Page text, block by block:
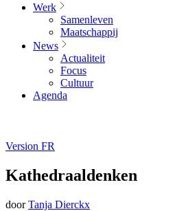
Werk
Samenleven
Maatschappij
News
Actualiteit
Focus
Cultuur
Agenda
Version FR
Kathedraaldenken
door Tanja Dierckx